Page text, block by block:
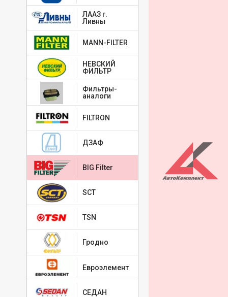
ЛААЗ г.
Ливны
MANN-FILTER
НЕВСКИЙ
ФИЛЬТР
Фильтры-
аналоги
FILTRON
ДЗАФ
BIG Filter
SCT
TSN
Гродно
Евроэлемент
СЕДАН